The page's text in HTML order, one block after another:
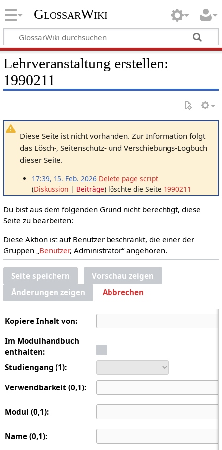
GlossarWiki
Lehrveranstaltung erstellen:
1990211
Diese Seite ist nicht vorhanden. Zur Information folgt
das Lösch-, Seitenschutz- und Verschiebungs-Logbuch
dieser Seite.
17:39, 15. Feb. 2026 Delete page script
Diskussion
Beiträge löschte die Seite 1990211
Du bist aus dem folgenden Grund nicht berechtigt, diese
Seite zu bearbeiten:
Diese Aktion ist auf Benutzer beschränkt, die einer der
Gruppen „ Benutzer, Administrator“ angehören.
Seite speichern
Vorschau zeigen
Änderungen zeigen
Abbrechen
Kopiere Inhalt von:
Im Modulhandbuch
enthalten:
Studiengang (1):
Verwendbarkeit (0,1):
Modul (0,1):
Name (0,1):